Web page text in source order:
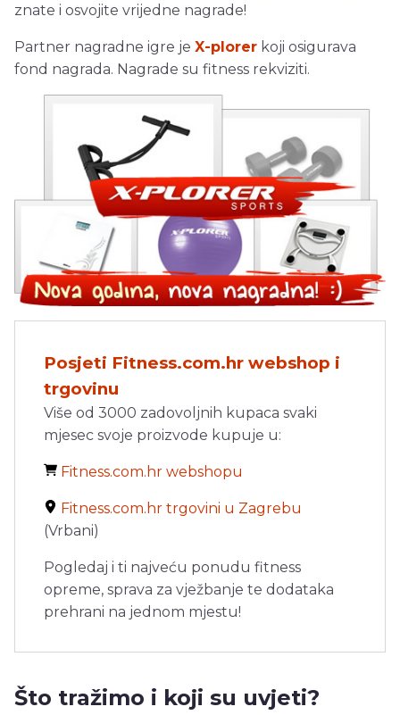
znate i osvojite vrijedne nagrade!
Partner nagradne igre je X-plorer koji osigurava
fond nagrada. Nagrade su fitness rekviziti.
Posjeti Fitness.com.hr webshop i
trgovinu
Više od 3000 zadovoljnih kupaca svaki
mjesec svoje proizvode kupuje u:
Fitness.com.hr webshopu
Fitness.com.hr trgovini u Zagrebu
(Vrbani)
Pogledaj i ti najveću ponudu fitness
opreme, sprava za vježbanje te dodataka
prehrani na jednom mjestu!
Što tražimo i koji su uvjeti?